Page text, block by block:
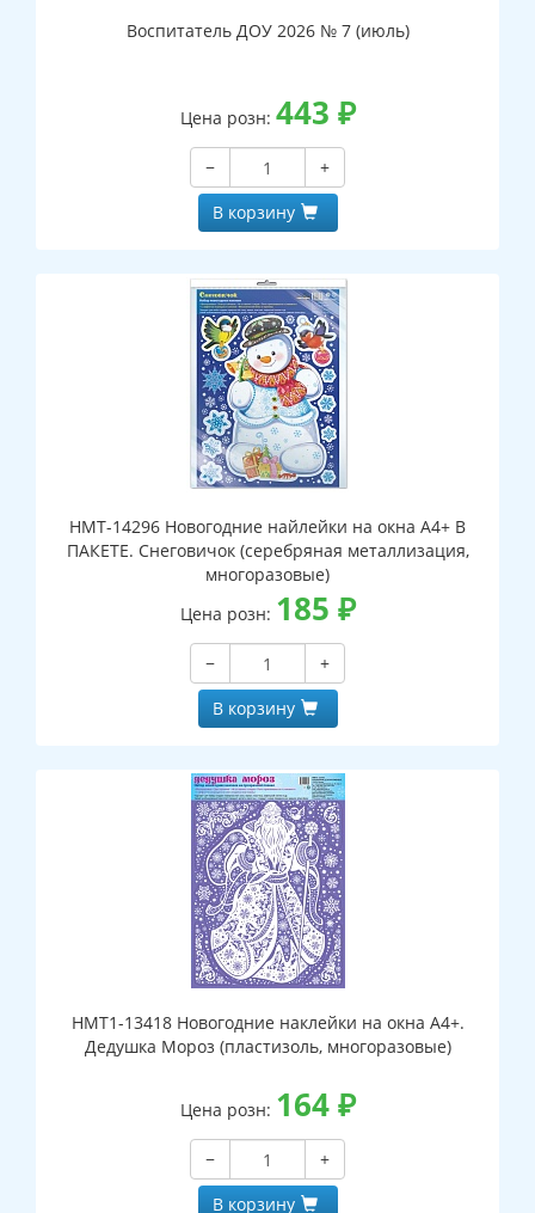
Воспитатель ДОУ 2026 № 7 (июль)
Цена розн: 443 ₽
−
+
В корзину
НМТ-14296 Новогодние найлейки на окна А4+ В
ПАКЕТЕ. Снеговичок (серебряная металлизация,
многоразовые)
Цена розн: 185 ₽
−
+
В корзину
НМТ1-13418 Новогодние наклейки на окна А4+.
Дедушка Мороз (пластизоль, многоразовые)
Цена розн: 164₽
−
+
В корзину